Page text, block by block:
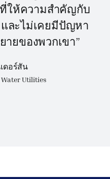
ให้ความสำคัญกับ
ละไม่เคยมีปัญหา
ยของพวกเขา”
ดอร์สัน
Water Utilities